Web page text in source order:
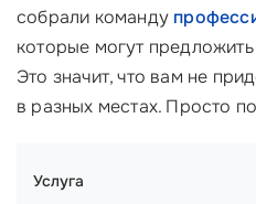
собрали команду
которые могут предложить
Это значит, что вам не
в разных местах. Просто
Услуга